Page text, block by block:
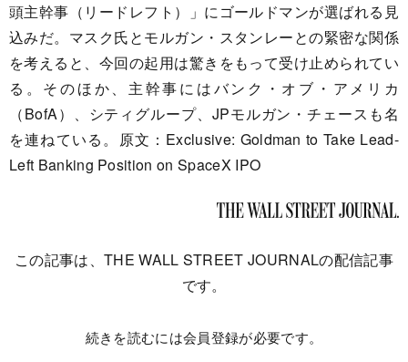
頭主幹事（リードレフト）」にゴールドマンが選ばれる見
込みだ。マスク氏とモルガン・スタンレーとの緊密な関係
を考えると、今回の起用は驚きをもって受け止められてい
る。そのほか、主幹事にはバンク・オブ・アメリカ
（BofA）、シティグループ、JPモルガン・チェースも名
を連ねている。原文：Exclusive: Goldman to Take Lead-
Left Banking Position on SpaceX IPO
この記事は、THE WALL STREET JOURNALの配信記事
です。
続きを読むには会員登録が必要です。